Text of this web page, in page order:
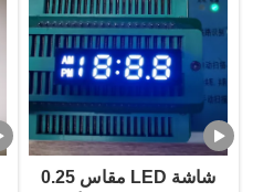
شاشة LED مقاس 0.25